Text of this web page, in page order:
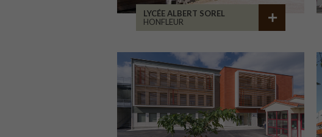
LYCÉE ALBERT SOREL
HONFLEUR